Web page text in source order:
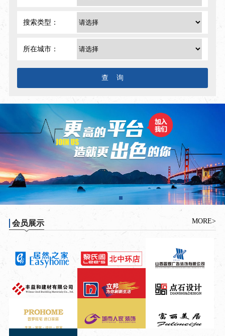
搜索类型：
所在城市：
会员展示 MORE>